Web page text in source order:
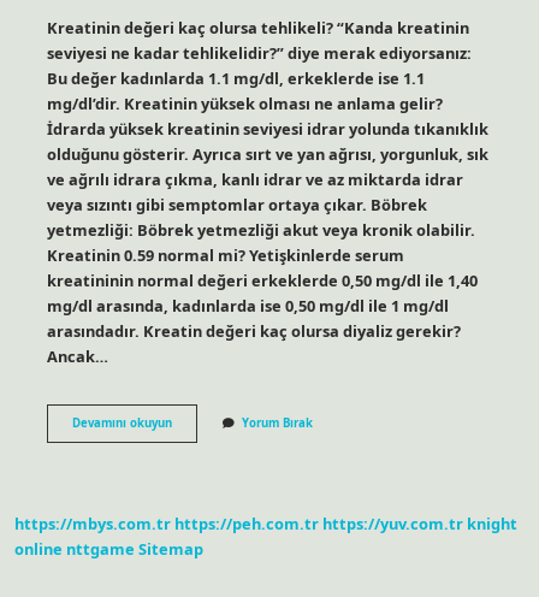
Kreatinin değeri kaç olursa tehlikeli? “Kanda kreatinin
seviyesi ne kadar tehlikelidir?” diye merak ediyorsanız:
Bu değer kadınlarda 1.1 mg/dl, erkeklerde ise 1.1
mg/dl’dir. Kreatinin yüksek olması ne anlama gelir?
İdrarda yüksek kreatinin seviyesi idrar yolunda tıkanıklık
olduğunu gösterir. Ayrıca sırt ve yan ağrısı, yorgunluk, sık
ve ağrılı idrara çıkma, kanlı idrar ve az miktarda idrar
veya sızıntı gibi semptomlar ortaya çıkar. Böbrek
yetmezliği: Böbrek yetmezliği akut veya kronik olabilir.
Kreatinin 0.59 normal mi? Yetişkinlerde serum
kreatininin normal değeri erkeklerde 0,50 mg/dl ile 1,40
mg/dl arasında, kadınlarda ise 0,50 mg/dl ile 1 mg/dl
arasındadır. Kreatin değeri kaç olursa diyaliz gerekir?
Ancak…
Devamını okuyunKanda
Kreatinin
Yorum Bırak
https://mbys.com.tr https://peh.com.tr https://yuv.com.tr knight
online nttgame Sitemap